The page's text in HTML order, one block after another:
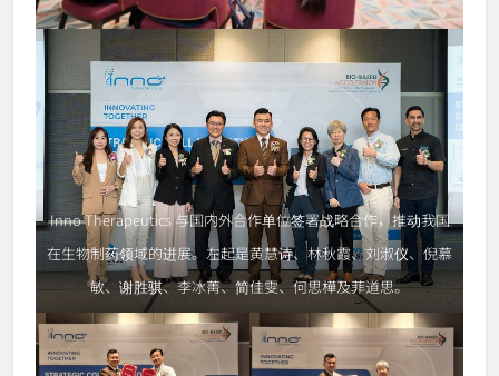
Inno Therapeutics 与国内外合作单位签署战略合作，推动我国
在生物制药领域的进展。左起是黄慧诗、林秋霞、刘淑仪、倪慕
敏、谢胜骐、李冰菁、简佳雯、何思樺及菲道思。